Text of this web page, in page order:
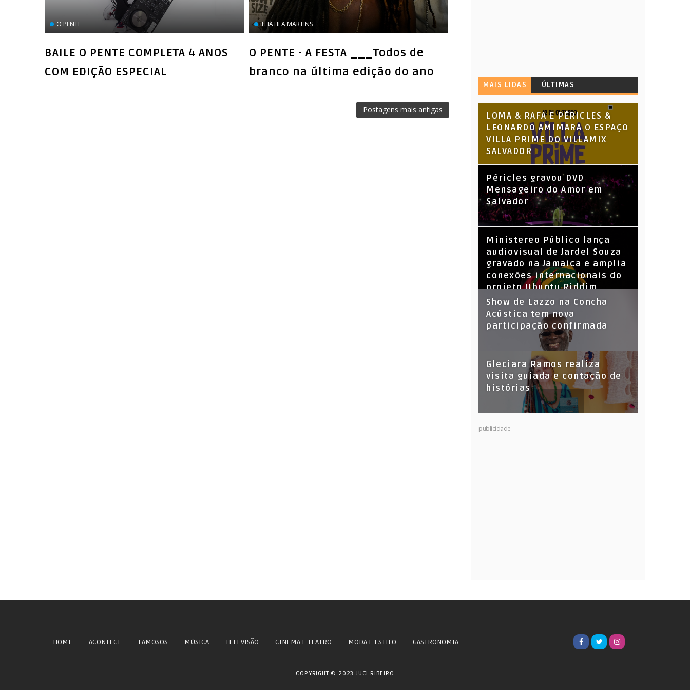
O PENTE
BAILE O PENTE COMPLETA 4 ANOS
COM EDIÇÃO ESPECIAL
THATILA MARTINS
O PENTE - A FESTA ___Todos de
branco na última edição do ano
Postagens mais antigas
MAIS LIDAS ÚLTIMAS
LOMA & RAFA E PÉRICLES &
LEONARDO AMIMARA O ESPAÇO
VILLA PRIME DO VILLAMIX
SALVADOR
Péricles gravou DVD
Mensageiro do Amor em
Salvador
​Ministereo Público lança
audiovisual de Jardel Souza
gravado na Jamaica e amplia
conexões internacionais do
projeto Ubuntu Riddim
Show de Lazzo na Concha
Acústica tem nova
participação confirmada
Gleciara Ramos realiza
visita guiada e contação de
histórias
publicidade
HOME ACONTECE FAMOSOS MÚSICA TELEVISÃO CINEMA E TEATRO MODA E ESTILO GASTRONOMIA
COPYRIGHT © 2023 JUCI RIBEIRO